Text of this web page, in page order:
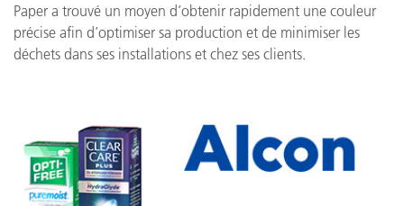
Paper a trouvé un moyen d’obtenir rapidement une couleur
précise afin d’optimiser sa production et de minimiser les
déchets dans ses installations et chez ses clients.